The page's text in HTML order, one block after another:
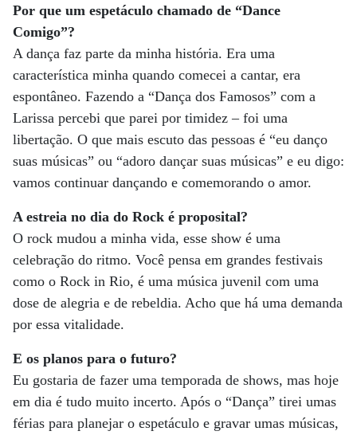
Por que um espetáculo chamado de “Dance
Comigo”?
A dança faz parte da minha história. Era uma
característica minha quando comecei a cantar, era
espontâneo. Fazendo a “Dança dos Famosos” com a
Larissa percebi que parei por timidez – foi uma
libertação. O que mais escuto das pessoas é “eu danço
suas músicas” ou “adoro dançar suas músicas” e eu digo:
vamos continuar dançando e comemorando o amor.
A estreia no dia do Rock é proposital?
O rock mudou a minha vida, esse show é uma
celebração do ritmo. Você pensa em grandes festivais
como o Rock in Rio, é uma música juvenil com uma
dose de alegria e de rebeldia. Acho que há uma demanda
por essa vitalidade.
E os planos para o futuro?
Eu gostaria de fazer uma temporada de shows, mas hoje
em dia é tudo muito incerto. Após o “Dança” tirei umas
férias para planejar o espetáculo e gravar umas músicas,